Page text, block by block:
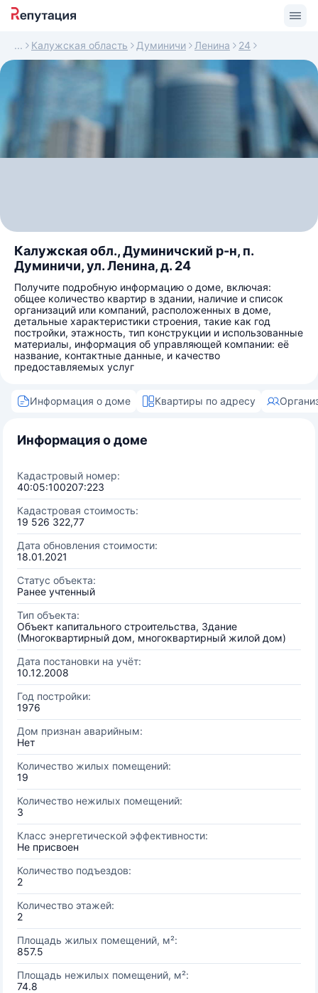
Калужская область Думиничи Ленина 24
Калужская обл., Думиничский р-н, п.
Думиничи, ул. Ленина, д. 24
Получите подробную информацию о доме, включая:
общее количество квартир в здании, наличие и список
организаций или компаний, расположенных в доме,
детальные характеристики строения, такие как год
постройки, этажность, тип конструкции и использованные
материалы, информация об управляющей компании: её
название, контактные данные, и качество
предоставляемых услуг
Информация о доме Квартиры по адресу
Информация о доме
Кадастровый номер:
40:05:100207:223
Кадастровая стоимость:
19 526 322,77
Дата обновления стоимости:
18.01.2021
Статус объекта:
Ранее учтенный
Тип объекта:
Объект капитального строительства, Здание
(Многоквартирный дом, многоквартирный жилой дом)
Дата постановки на учёт:
10.12.2008
Год постройки:
1976
Дом признан аварийным:
Нет
Количество жилых помещений:
19
Количество нежилых помещений:
3
Класс энергетической эффективности:
Не присвоен
Количество подъездов:
2
Количество этажей:
2
Площадь жилых помещений, м²:
857.5
Площадь нежилых помещений, м²:
74.8